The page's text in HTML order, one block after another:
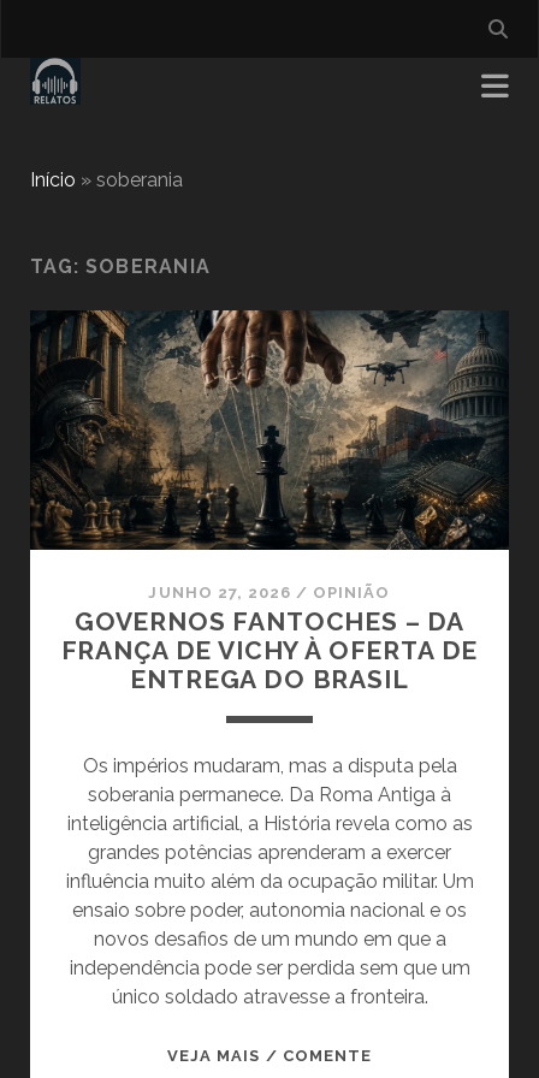
Início » soberania
TAG: SOBERANIA
JUNHO 27, 2026 / OPINIÃO
GOVERNOS FANTOCHES – DA
FRANÇA DE VICHY À OFERTA DE
ENTREGA DO BRASIL
Os impérios mudaram, mas a disputa pela
soberania permanece. Da Roma Antiga à
inteligência artificial, a História revela como as
grandes potências aprenderam a exercer
influência muito além da ocupação militar. Um
ensaio sobre poder, autonomia nacional e os
novos desafios de um mundo em que a
independência pode ser perdida sem que um
único soldado atravesse a fronteira.
VEJA MAIS / COMENTEGOVERNOS